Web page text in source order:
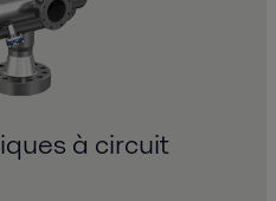
à circuit